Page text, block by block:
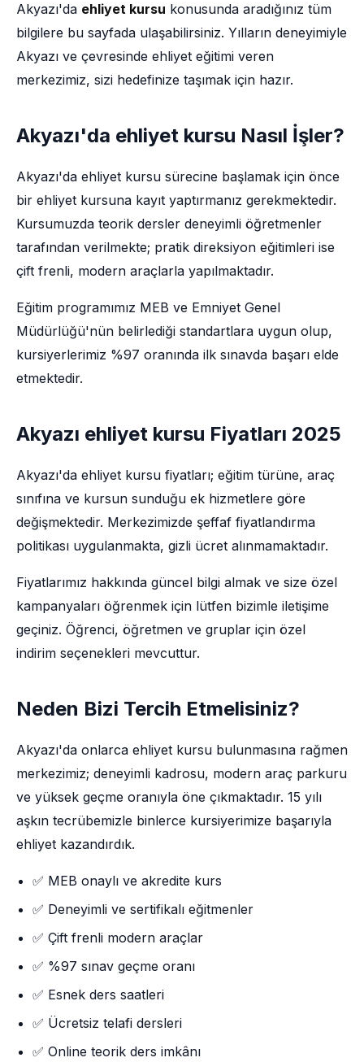
Akyazı'da ehliyet kursu konusunda aradığınız tüm
bilgilere bu sayfada ulaşabilirsiniz. Yılların deneyimiyle
Akyazı ve çevresinde ehliyet eğitimi veren
merkezimiz, sizi hedefinize taşımak için hazır.
Akyazı'da ehliyet kursu Nasıl İşler?
Akyazı'da ehliyet kursu sürecine başlamak için önce
bir ehliyet kursuna kayıt yaptırmanız gerekmektedir.
Kursumuzda teorik dersler deneyimli öğretmenler
tarafından verilmekte; pratik direksiyon eğitimleri ise
çift frenli, modern araçlarla yapılmaktadır.
Eğitim programımız MEB ve Emniyet Genel
Müdürlüğü'nün belirlediği standartlara uygun olup,
kursiyerlerimiz %97 oranında ilk sınavda başarı elde
etmektedir.
Akyazı ehliyet kursu Fiyatları 2025
Akyazı'da ehliyet kursu fiyatları; eğitim türüne, araç
sınıfına ve kursun sunduğu ek hizmetlere göre
değişmektedir. Merkezimizde şeffaf fiyatlandırma
politikası uygulanmakta, gizli ücret alınmamaktadır.
Fiyatlarımız hakkında güncel bilgi almak ve size özel
kampanyaları öğrenmek için lütfen bizimle iletişime
geçiniz. Öğrenci, öğretmen ve gruplar için özel
indirim seçenekleri mevcuttur.
Neden Bizi Tercih Etmelisiniz?
Akyazı'da onlarca ehliyet kursu bulunmasına rağmen
merkezimiz; deneyimli kadrosu, modern araç parkuru
ve yüksek geçme oranıyla öne çıkmaktadır. 15 yılı
aşkın tecrübemizle binlerce kursiyerimize başarıyla
ehliyet kazandırdık.
✅ MEB onaylı ve akredite kurs
✅ Deneyimli ve sertifikalı eğitmenler
✅ Çift frenli modern araçlar
✅ %97 sınav geçme oranı
✅ Esnek ders saatleri
✅ Ücretsiz telafi dersleri
✅ Online teorik ders imkânı